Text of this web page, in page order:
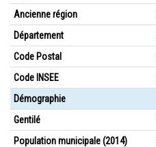
Ancienne région
Département
Code Postal
Code INSEE
Démographie
Gentilé
Population municipale (2014)